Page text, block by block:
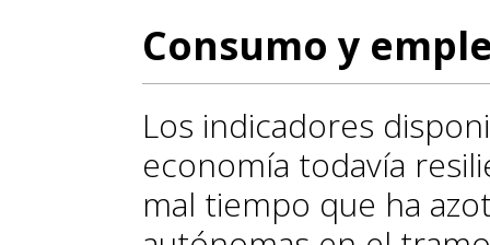
Consumo y
Los indicadores
economía todavía
mal tiempo que ha